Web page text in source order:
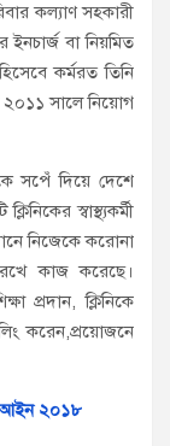
কল্যাণ সহকারী
ইনচার্জ বা নিয়মিত
কর্মরত তিনি
২০১১ সালে নিয়োগ
সপেঁ দিয়ে দেশে
স্বাস্থ্যকর্মী
নিজেকে করোনা
কাজ করেছে।
প্রদান, ক্লিনিকে
করেন,প্রয়োজনে
আইন ২০১৮